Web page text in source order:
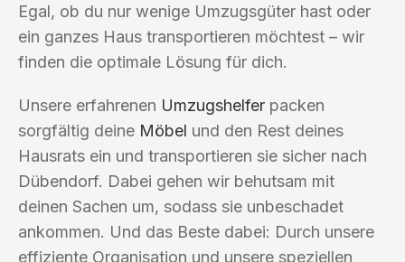
Egal, ob du nur wenige Umzugsgüter hast oder
ein ganzes Haus transportieren möchtest – wir
finden die optimale Lösung für dich.
Unsere erfahrenen Umzugshelfer packen
sorgfältig deine Möbel und den Rest deines
Hausrats ein und transportieren sie sicher nach
Dübendorf. Dabei gehen wir behutsam mit
deinen Sachen um, sodass sie unbeschadet
ankommen. Und das Beste dabei: Durch unsere
effiziente Organisation und unsere speziellen